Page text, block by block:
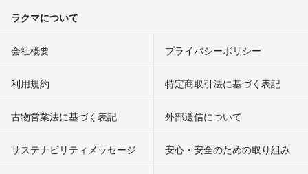
ラクマについて
会社概要 プライバシーポリシー
利用規約 特定商取引法に基づく表記
古物営業法に基づく表記 外部送信について
サステナビリティメッセージ 安心・安全のための取り組み